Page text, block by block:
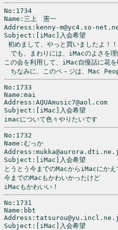
No:1734
Name:三上　憲一
Address:kenny-m@yc4.so-
Subject:[iMac]入会希望
初めまして、やっと買いましたよ！
でも、まわりには、iMacのよさを
この会を利用して、iMac自慢話に花
ちなみに、このペ－ジは、Mac
No:1733
Name:mai
Address:AQUAmusic7@aol.com
Subject:[iMac]入会希望
No:1732
Name:むっか
Subject:[iMac]入会希望
とうとう今までのMacからiMacにかえ
今までのMacもかわいかったけど
iMacもかわいい！
No:1731
Name:bbt
Subject:[iMac]入会希望